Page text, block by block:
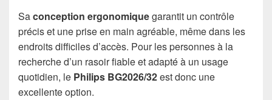
Saconception ergonomiquegarantit un contrôle
précis et une prise en main agréable, même dans les
endroits difficiles d’accès. Pour les personnes à la
recherche d’un rasoir fiable et adapté à un usage
quotidien, le Philips BG2026/32est donc une
excellente option.